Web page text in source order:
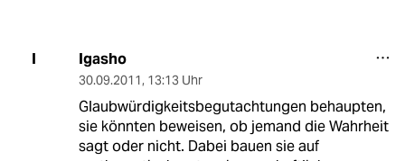
I Igasho
30.09.2011, 13:13 Uhr
Glaubwürdigkeitsbegutachtungen behaupten,
sie könnten beweisen, ob jemand die Wahrheit
sagt oder nicht. Dabei bauen sie auf